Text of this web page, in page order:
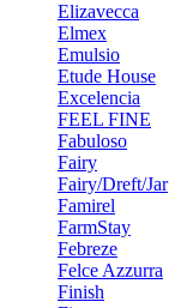
Elizavecca
Elmex
Emulsio
Etude House
Excelencia
FEEL FINE
Fabuloso
Fairy
Fairy/Dreft/Jar
Famirel
FarmStay
Febreze
Felce Azzurra
Finish